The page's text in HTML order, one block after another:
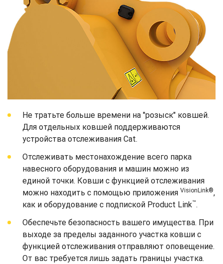
Не тратьте больше времени на "розыск" ковшей.
Для отдельных ковшей поддерживаются
устройства отслеживания Cat.
Отслеживать местонахождение всего парка
навесного оборудования и машин можно из
единой точки. Ковши с функцией отслеживания
можно находить с помощью приложения VisionLink®,
как и оборудование с подпиской Product Link™.
Обеспечьте безопасность вашего имущества. При
выходе за пределы заданного участка ковши с
функцией отслеживания отправляют оповещение.
От вас требуется лишь задать границы участка.